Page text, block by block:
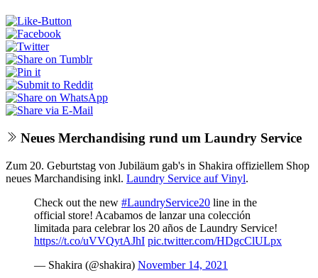
Neues Merchandising rund um Laundry Service
Zum 20. Geburtstag von Jubiläum gab's in Shakira offiziellem Shop
neues Marchandising inkl. Laundry Service auf Vinyl.
Check out the new #LaundryService20 line in the
official store! Acabamos de lanzar una colección
limitada para celebrar los 20 años de Laundry Service!
https://t.co/uVVQytAJhI pic.twitter.com/HDgcClULpx
— Shakira (@shakira) November 14, 2021